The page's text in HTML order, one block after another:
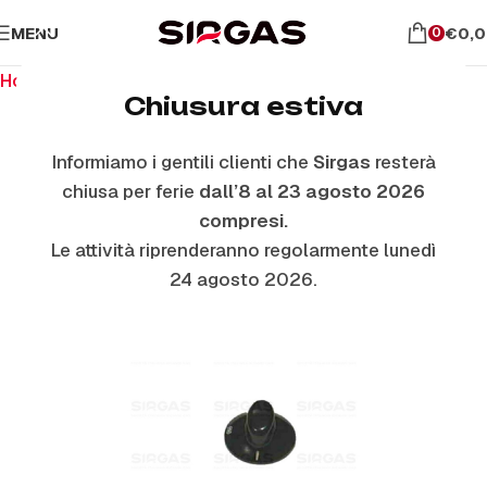
Chiusura estiva
Informiamo i gentili clienti che Sirgas resterà
chiusa per ferie dall’8 al 23 agosto 2026
compresi.
Le attività riprenderanno regolarmente lunedì
24 agosto 2026.
MENU 0 €
Home
ESAURITO